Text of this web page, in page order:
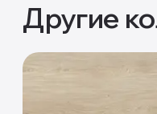
Другие